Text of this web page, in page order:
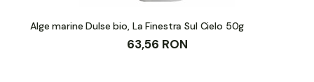
Alge marine Dulse bio, La Finestra Sul Cielo 50g
63,56 RON